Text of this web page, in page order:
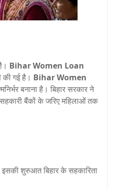
Bihar Women Loan
गई है। Bihar Women
बनाना है। बिहार सरकार ने
बैंकों के जरिए महिलाओं तक
शुरुआत बिहार के सहकारिता